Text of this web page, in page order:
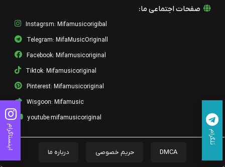
صفحات اجتماعی ما:
Instagrsm: Mifamusicorigibal
Telegram: MifaMusicOriginall
Facebook: Mifamusicoriginal
Tiktok: Mifamusicoriginal
Pinterest: Mifamusicoriginal
Wisgoon: Mifamusic
youtube:mifamusicoriginal
DMCA حریم خصوصی درباره ما
اینستاگرام تلگرام